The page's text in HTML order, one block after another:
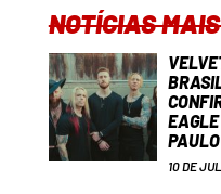
NOTÍCIAS
PAULO
10 DE